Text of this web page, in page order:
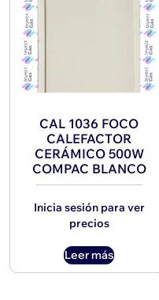
CAL 1036 FOCO
CALEFACTOR
CERÁMICO 500W
COMPAC BLANCO
Inicia sesión para ver
precios
Leer más